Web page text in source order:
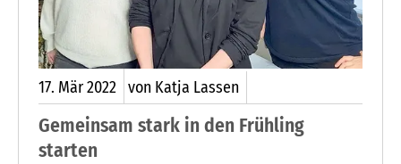
17. Mär2022 von Katja Lassen
Gemeinsam stark in den Frühling
starten